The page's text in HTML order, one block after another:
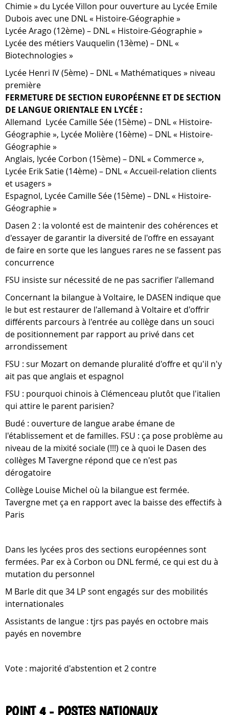
Chimie » du Lycée Villon pour ouverture au Lycée Emile
Dubois avec une DNL « Histoire-Géographie »
Lycée Arago (12ème) – DNL « Histoire-Géographie »
Lycée des métiers Vauquelin (13ème) – DNL «
Biotechnologies »
Lycée Henri IV (5ème) – DNL « Mathématiques » niveau
première
FERMETURE DE SECTION EUROPÉENNE ET DE SECTION
DE LANGUE ORIENTALE EN LYCÉE :
Allemand Lycée Camille Sée (15ème) – DNL « Histoire-
Géographie », Lycée Molière (16ème) – DNL « Histoire-
Géographie »
Anglais, lycée Corbon (15ème) – DNL « Commerce »,
Lycée Erik Satie (14ème) – DNL « Accueil-relation clients
et usagers »
Espagnol, Lycée Camille Sée (15ème) – DNL « Histoire-
Géographie »
Dasen 2 : la volonté est de maintenir des cohérences et
d'essayer de garantir la diversité de l'offre en essayant
de faire en sorte que les langues rares ne se fassent pas
concurrence
FSU insiste sur nécessité de ne pas sacrifier l'allemand
Concernant la bilangue à Voltaire, le DASEN indique que
le but est restaurer de l'allemand à Voltaire et d'offrir
différents parcours à l'entrée au collège dans un souci
de positionnement par rapport au privé dans cet
arrondissement
FSU : sur Mozart on demande pluralité d'offre et qu'il n'y
ait pas que anglais et espagnol
FSU : pourquoi chinois à Clémenceau plutôt que l'italien
qui attire le parent parisien?
Budé : ouverture de langue arabe émane de
l'établissement et de familles. FSU : ça pose problème au
niveau de la mixité sociale (!!!) ce à quoi le Dasen des
collèges M Tavergne répond que ce n'est pas
dérogatoire
Collège Louise Michel où la bilangue est fermée.
Tavergne met ça en rapport avec la baisse des effectifs à
Paris
Dans les lycées pros des sections européennes sont
fermées. Par ex à Corbon ou DNL fermé, ce qui est du à
mutation du personnel
M Barle dit que 34 LP sont engagés sur des mobilités
internationales
Assistants de langue : tjrs pas payés en octobre mais
payés en novembre
Vote : majorité d'abstention et 2 contre
POINT 4 - POSTES NATIONAUX